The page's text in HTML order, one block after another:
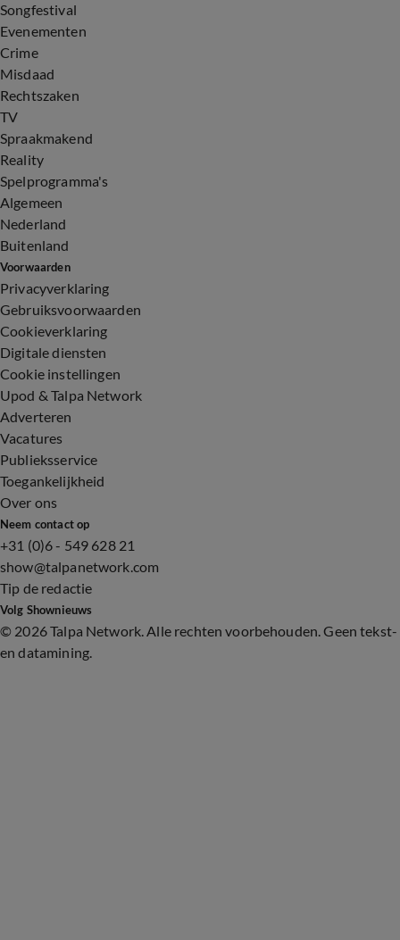
Songfestival
Evenementen
Crime
Misdaad
Rechtszaken
TV
Spraakmakend
Reality
Spelprogramma's
Algemeen
Nederland
Buitenland
Voorwaarden
Privacyverklaring
Gebruiksvoorwaarden
Cookieverklaring
Digitale diensten
Cookie instellingen
Upod & Talpa Network
Adverteren
Vacatures
Publieksservice
Toegankelijkheid
Over ons
Neem contact op
+31 (0)6 - 549 628 21
show@talpanetwork.com
Tip de redactie
Volg Shownieuws
© 2026 Talpa Network. Alle rechten voorbehouden. Geen tekst-
en datamining.